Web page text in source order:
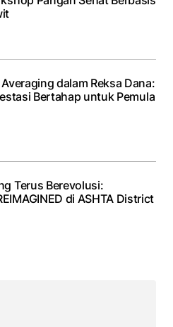
dalam Reksa Dana:
Bertahap untuk Pemula
Terus Berevolusi:
di ASHTA District